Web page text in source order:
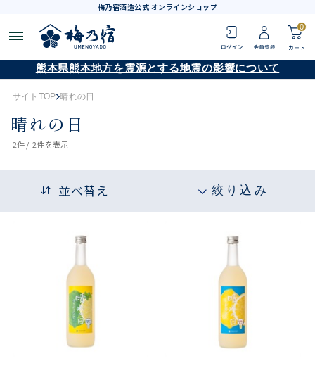
梅乃宿酒造公式 オンラインショップ
0
熊本県熊本地方を震源とする地震の影響について
サイトTOP 晴れの日
晴れの日
2件 / 2件を表示
並べ替え 絞り込み